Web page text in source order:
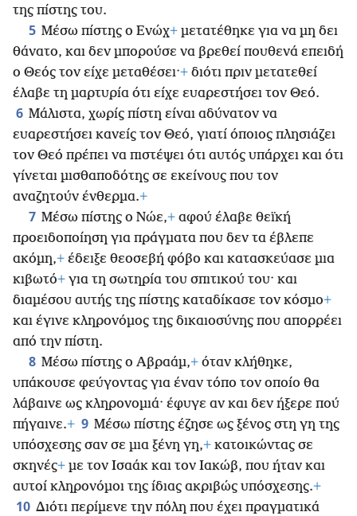
της πίστης του.
5 Μέσω πίστης ο Ενώχ+ μετατέθηκε για να μη δει
θάνατο, και δεν μπορούσε να βρεθεί πουθενά επειδή
ο Θεός τον είχε μεταθέσει·+ διότι πριν μετατεθεί
έλαβε τη μαρτυρία ότι είχε ευαρεστήσει τον Θεό.
6 Μάλιστα, χωρίς πίστη είναι αδύνατον να
ευαρεστήσει κανείς τον Θεό, γιατί όποιος πλησιάζει
τον Θεό πρέπει να πιστέψει ότι αυτός υπάρχει και ότι
γίνεται μισθαποδότης σε εκείνους που τον
αναζητούν ένθερμα.+
7 Μέσω πίστης ο Νώε,+ αφού έλαβε θεϊκή
προειδοποίηση για πράγματα που δεν τα έβλεπε
ακόμη,+ έδειξε θεοσεβή φόβο και κατασκεύασε μια
κιβωτό+ για τη σωτηρία του σπιτικού του· και
διαμέσου αυτής της πίστης καταδίκασε τον κόσμο+
και έγινε κληρονόμος της δικαιοσύνης που απορρέει
από την πίστη.
8 Μέσω πίστης ο Αβραάμ,+ όταν κλήθηκε,
υπάκουσε φεύγοντας για έναν τόπο τον οποίο θα
λάβαινε ως κληρονομιά· έφυγε αν και δεν ήξερε πού
πήγαινε.+ 9 Μέσω πίστης έζησε ως ξένος στη γη της
υπόσχεσης σαν σε μια ξένη γη,+ κατοικώντας σε
σκηνές+ με τον Ισαάκ και τον Ιακώβ, που ήταν και
αυτοί κληρονόμοι της ίδιας ακριβώς υπόσχεσης.+
10 Διότι περίμενε την πόλη που έχει πραγματικά